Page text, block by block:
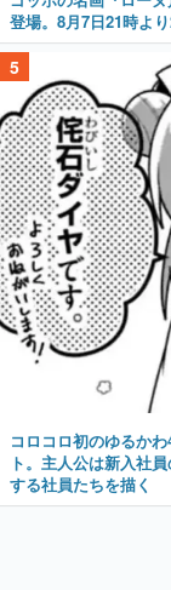
登場。8月7日21時よ
5
コロコロ初のゆるか
ト。主人公は新入社
する社員たちを描く